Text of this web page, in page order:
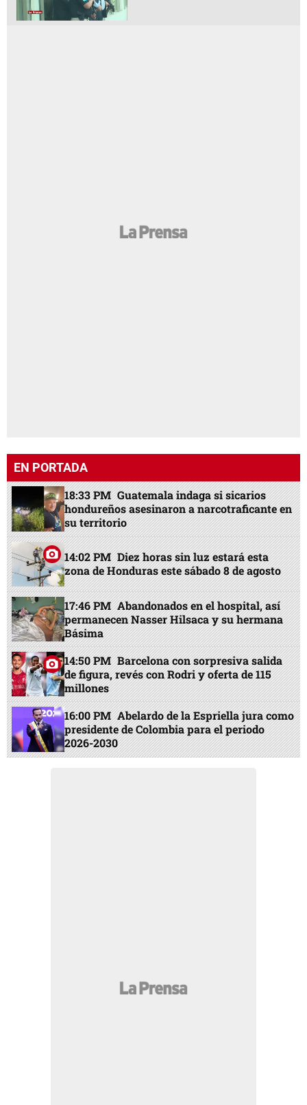
EN PORTADA
18:33 PM Guatemala indaga si sicarios
hondureños asesinaron a narcotraficante en
su territorio
14:02 PM Diez horas sin luz estará esta
zona de Honduras este sábado 8 de agosto
17:46 PM Abandonados en el hospital, así
permanecen Nasser Hilsaca y su hermana
Básima
14:50 PM Barcelona con sorpresiva salida
de figura, revés con Rodri y oferta de 115
millones
16:00 PM Abelardo de la Espriella jura como
presidente de Colombia para el periodo
2026-2030